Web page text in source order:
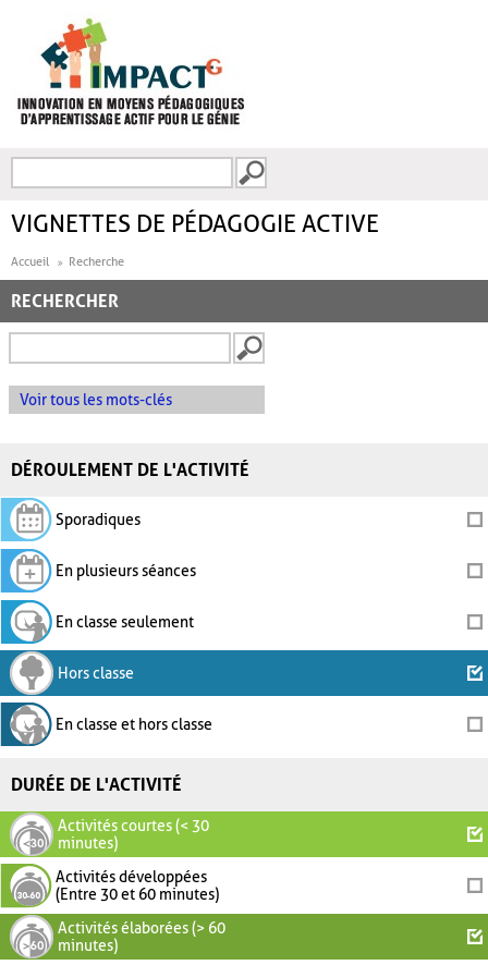
FORMULAIRE DE
VIGNETTES DE PÉDAGOGIE ACTIVE
Accueil Recherche
RECHERCHER
Voir tous les mots-clés
DÉROULEMENT DE L'ACTIVITÉ
Sporadiques
En plusieurs séances
En classe seulement
Hors classe
En classe et hors classe
DURÉE DE L'ACTIVITÉ
Activités courtes (< 30
minutes)
Activités développées
(Entre 30 et 60 minutes)
Activités élaborées (> 60
minutes)